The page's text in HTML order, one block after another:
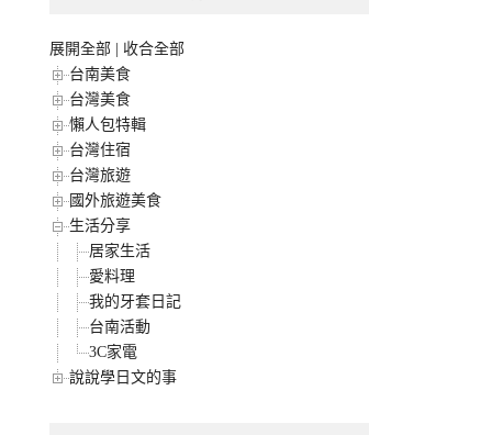
展開全部
收合全部
台南美食
台灣美食
懶人包特輯
台灣住宿
台灣旅遊
國外旅遊美食
生活分享
居家生活
愛料理
我的牙套日記
台南活動
3C家電
說說學日文的事